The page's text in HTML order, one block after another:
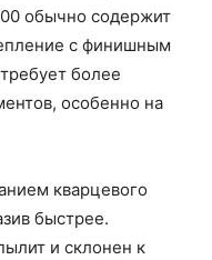
обычно содержит
с финишным
более
особенно на
кварцевого
быстрее.
и склонен к